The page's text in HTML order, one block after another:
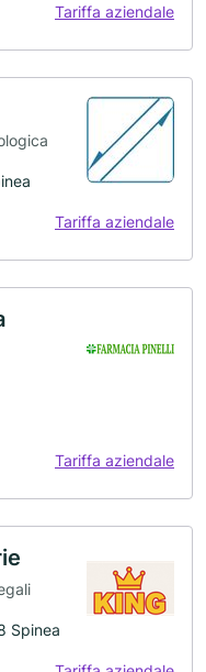
Tariffa aziendale
Tariffa aziendale
Tariffa aziendale
Spinea